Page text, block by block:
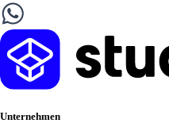
Unternehmen